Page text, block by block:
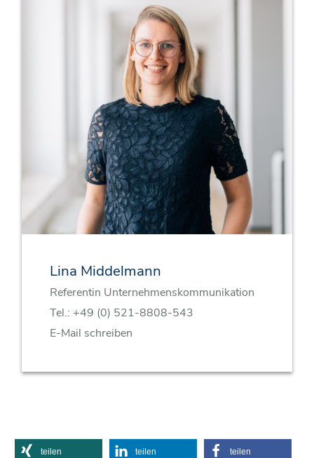
Lina Middelmann
Referentin Unternehmenskommunikation
Tel.: +49 (0) 521-8808-543
E-Mail schreiben
teilen teilen teilen